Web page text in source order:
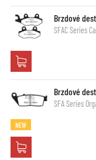
Brzdové
SFAC Series
Brzdové
SFA Series
NEW